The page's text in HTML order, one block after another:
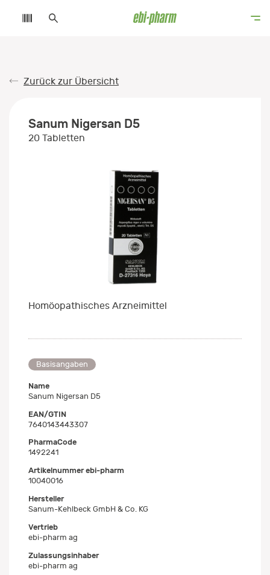
Zurück zur Übersicht
Sanum Nigersan D5
20 Tabletten
Homöopathisches Arzneimittel
Basisangaben
Name
Sanum Nigersan D5
EAN/GTIN
7640143443307
PharmaCode
1492241
Artikelnummer ebi-pharm
10040016
Hersteller
Sanum-Kehlbeck GmbH & Co. KG
Vertrieb
ebi-pharm ag
Zulassungsinhaber
ebi-pharm ag